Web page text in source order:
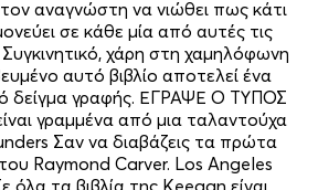
αναγνώστη να νιώθει πως κάτι
σε κάθε μία από αυτές τις
Συγκινητικό, χάρη στη χαμηλόφωνη
αυτό βιβλίο αποτελεί ένα
δείγμα γραφής. ΕΓΡΑΨΕ Ο ΤΥΠΟΣ
γραμμένα από μια ταλαντούχα
Σαν να διαβάζεις τα πρώτα
Raymond Carver. Los Angeles
όλα τα βιβλία της Keegan είναι